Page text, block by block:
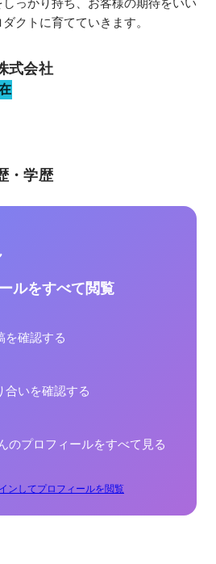
クトに育てていきます。
式会社
・学歴
ルをすべて閲覧
を確認する
合いを確認する
のプロフィールをすべて見る
ンしてプロフィールを閲覧